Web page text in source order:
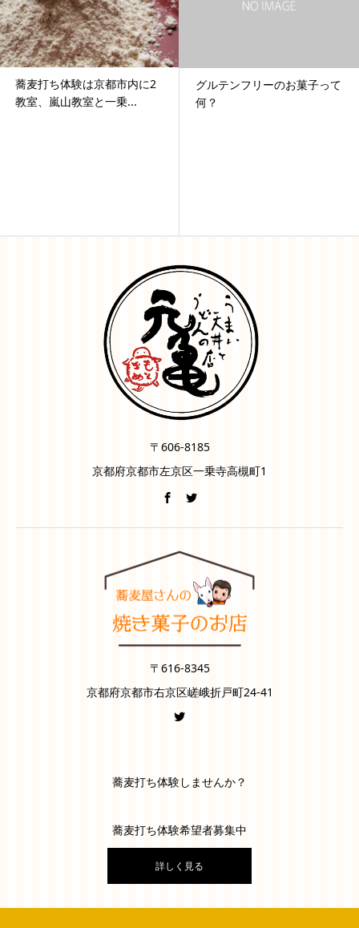
蕎麦打ち体験は京都市内に2
教室、嵐山教室と一乗...
グルテンフリーのお菓子って
何？
〒606-8185
京都府京都市左京区一乗寺高槻町1
〒616-8345
京都府京都市右京区嵯峨折戸町24-41
蕎麦打ち体験しませんか？
蕎麦打ち体験希望者募集中
詳しく見る